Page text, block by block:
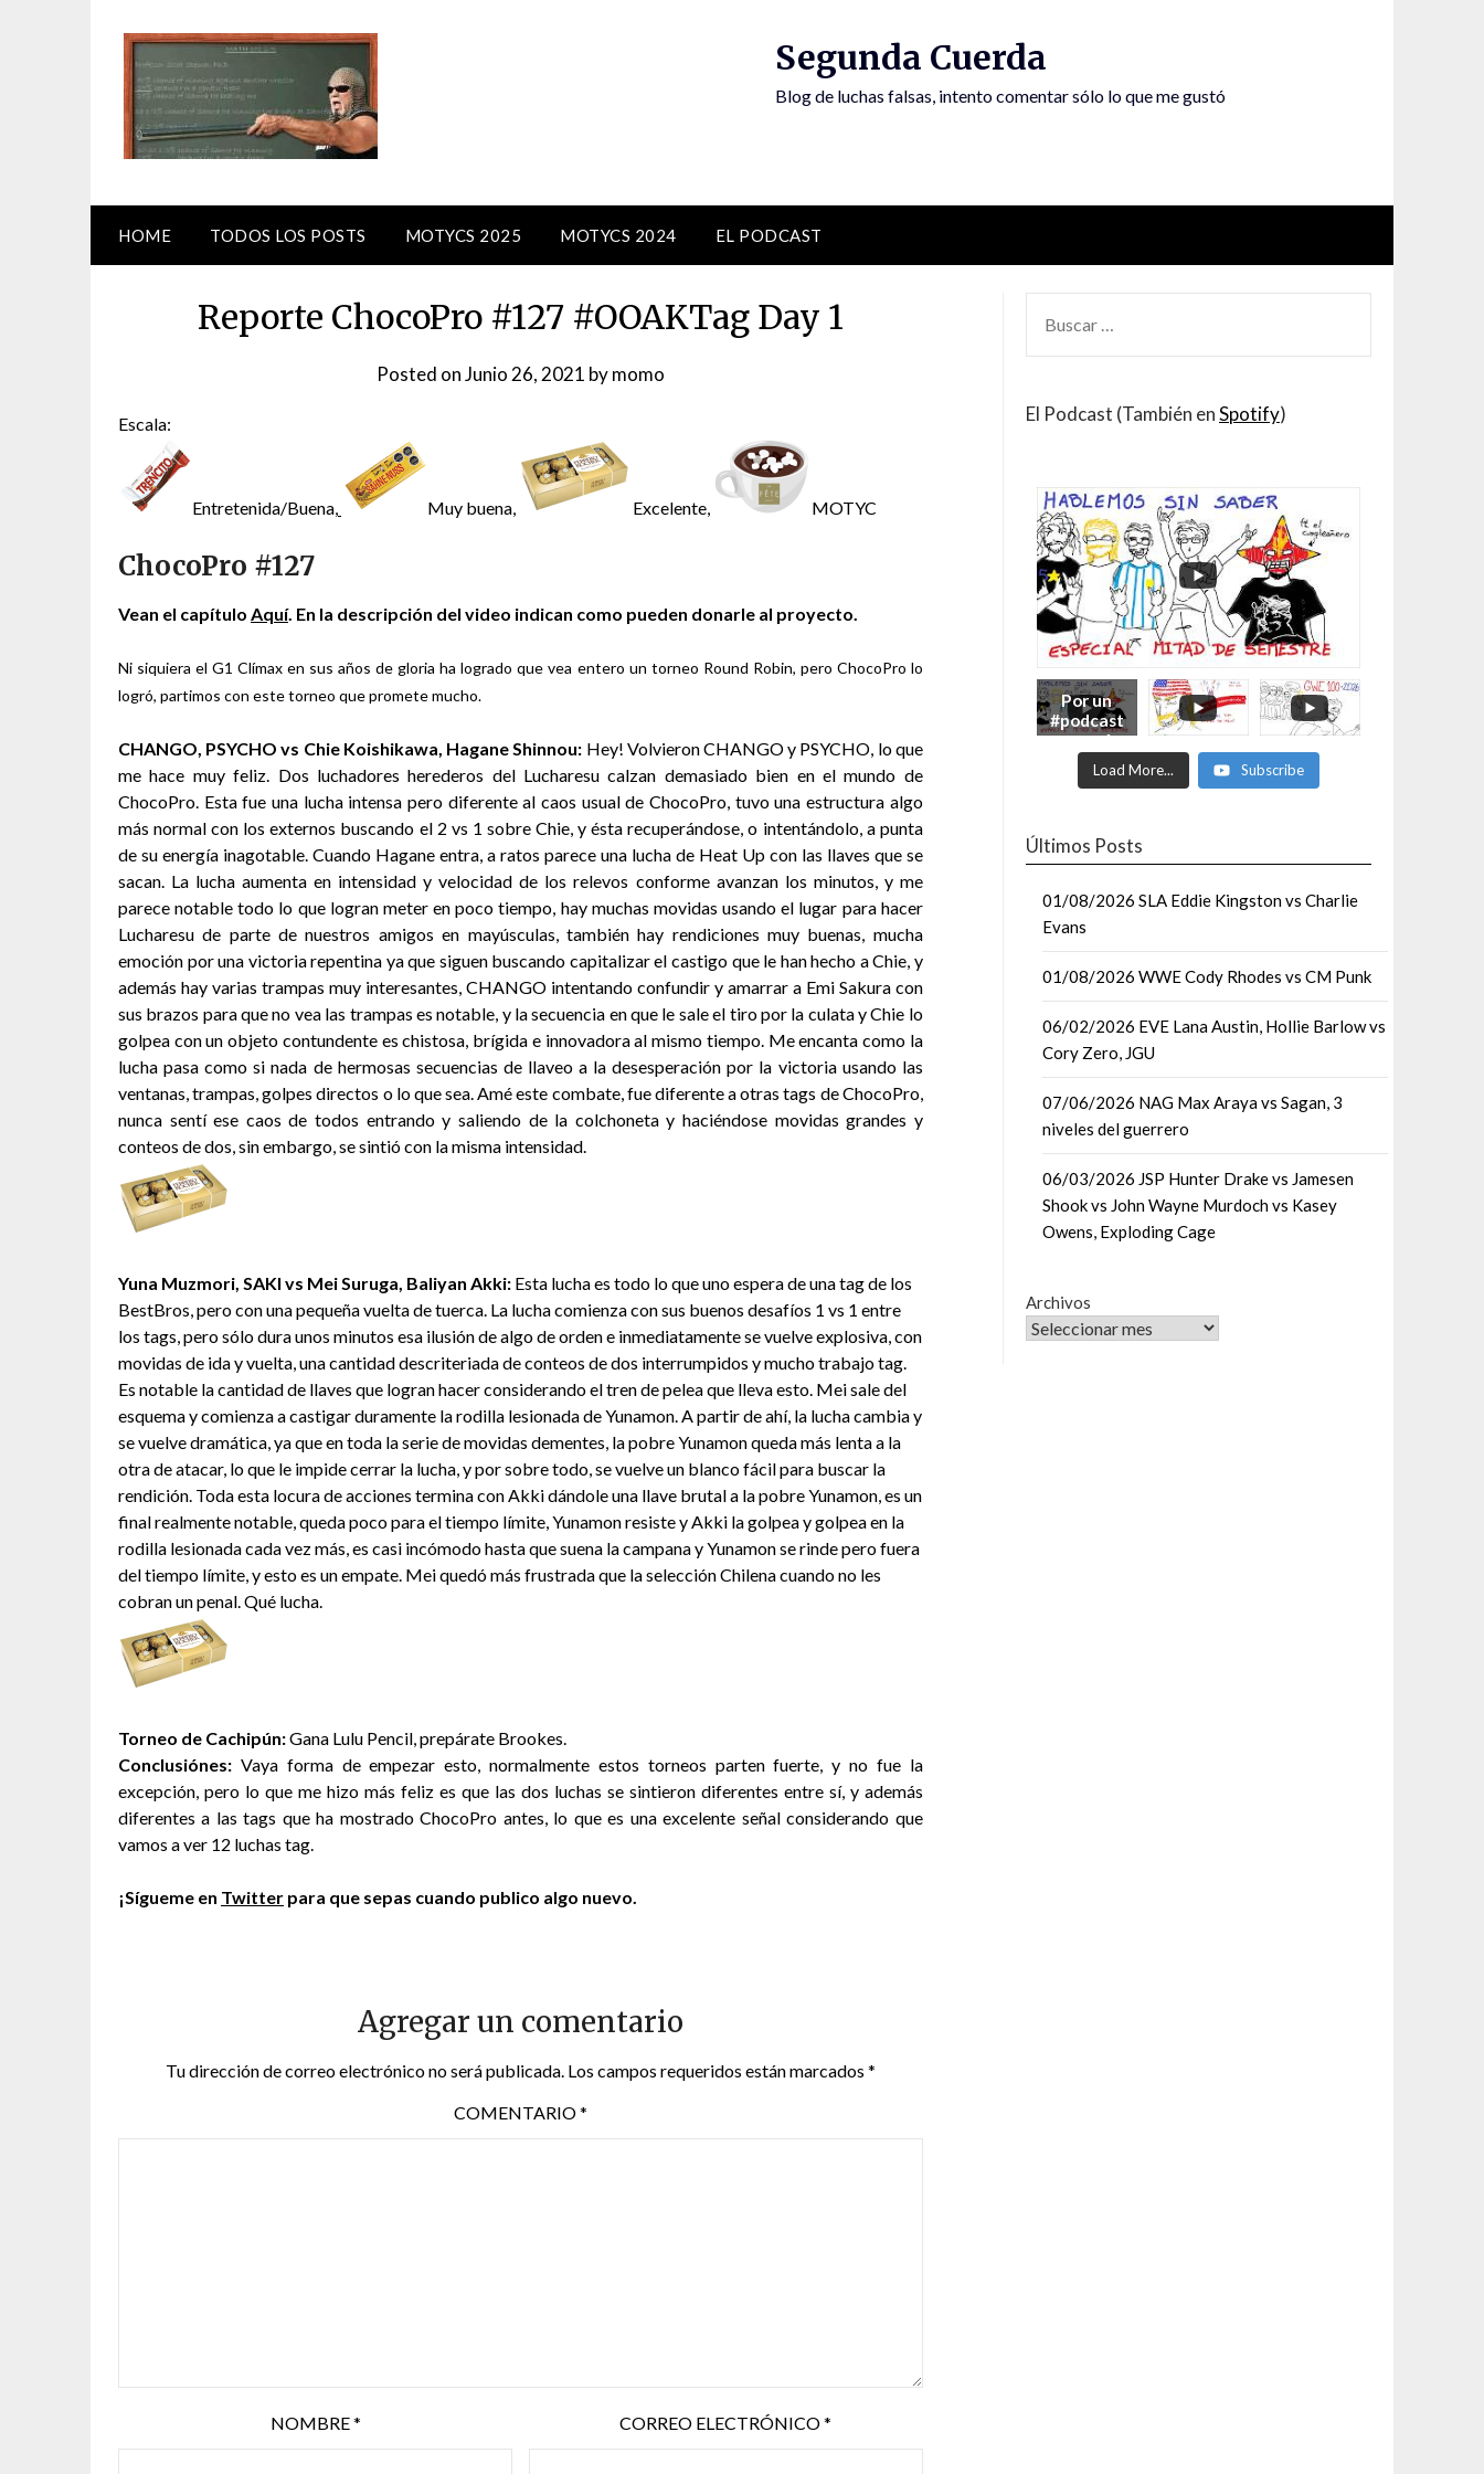
Segunda Cuerda
Blog de luchas falsas, intento comentar sólo lo que me gustó
HOME TODOS LOS POSTS MOTYCS 2025 MOTYCS 2024 EL PODCAST
Reporte ChocoPro #127 #OOAKTag Day 1
Posted onJunio 26, 2021 bymomo
Escala:
Entretenida/Buena, Muy buena, Excelente, MOTYC
ChocoPro #127
Vean el capítulo Aquí. En la descripción del video indican como pueden donarle al proyecto.
Ni siquiera el G1 Clímax en sus años de gloria ha logrado que vea entero un torneo Round Robin, pero ChocoPro lo
logró, partimos con este torneo que promete mucho.
CHANGO, PSYCHO vs Chie Koishikawa, Hagane Shinnou: Hey! Volvieron CHANGO y PSYCHO, lo que
me hace muy feliz. Dos luchadores herederos del Lucharesu calzan demasiado bien en el mundo de
ChocoPro. Esta fue una lucha intensa pero diferente al caos usual de ChocoPro, tuvo una estructura algo
más normal con los externos buscando el 2 vs 1 sobre Chie, y ésta recuperándose, o intentándolo, a punta
de su energía inagotable. Cuando Hagane entra, a ratos parece una lucha de Heat Up con las llaves que se
sacan. La lucha aumenta en intensidad y velocidad de los relevos conforme avanzan los minutos, y me
parece notable todo lo que logran meter en poco tiempo, hay muchas movidas usando el lugar para hacer
Lucharesu de parte de nuestros amigos en mayúsculas, también hay rendiciones muy buenas, mucha
emoción por una victoria repentina ya que siguen buscando capitalizar el castigo que le han hecho a Chie, y
además hay varias trampas muy interesantes, CHANGO intentando confundir y amarrar a Emi Sakura con
sus brazos para que no vea las trampas es notable, y la secuencia en que le sale el tiro por la culata y Chie lo
golpea con un objeto contundente es chistosa, brígida e innovadora al mismo tiempo. Me encanta como la
lucha pasa como si nada de hermosas secuencias de llaveo a la desesperación por la victoria usando las
ventanas, trampas, golpes directos o lo que sea. Amé este combate, fue diferente a otras tags de ChocoPro,
nunca sentí ese caos de todos entrando y saliendo de la colchoneta y haciéndose movidas grandes y
conteos de dos, sin embargo, se sintió con la misma intensidad.
Yuna Muzmori, SAKI vs Mei Suruga, Baliyan Akki: Esta lucha es todo lo que uno espera de una tag de los
BestBros, pero con una pequeña vuelta de tuerca. La lucha comienza con sus buenos desafíos 1 vs 1 entre
los tags, pero sólo dura unos minutos esa ilusión de algo de orden e inmediatamente se vuelve explosiva, con
movidas de ida y vuelta, una cantidad descriteriada de conteos de dos interrumpidos y mucho trabajo tag.
Es notable la cantidad de llaves que logran hacer considerando el tren de pelea que lleva esto. Mei sale del
esquema y comienza a castigar duramente la rodilla lesionada de Yunamon. A partir de ahí, la lucha cambia y
se vuelve dramática, ya que en toda la serie de movidas dementes, la pobre Yunamon queda más lenta a la
otra de atacar, lo que le impide cerrar la lucha, y por sobre todo, se vuelve un blanco fácil para buscar la
rendición. Toda esta locura de acciones termina con Akki dándole una llave brutal a la pobre Yunamon, es un
final realmente notable, queda poco para el tiempo límite, Yunamon resiste y Akki la golpea y golpea en la
rodilla lesionada cada vez más, es casi incómodo hasta que suena la campana y Yunamon se rinde pero fuera
del tiempo límite, y esto es un empate. Mei quedó más frustrada que la selección Chilena cuando no les
cobran un penal. Qué lucha.
Torneo de Cachipún:Gana Lulu Pencil, prepárate Brookes.
Conclusiónes: Vaya forma de empezar esto, normalmente estos torneos parten fuerte, y no fue la
excepción, pero lo que me hizo más feliz es que las dos luchas se sintieron diferentes entre sí, y además
diferentes a las tags que ha mostrado ChocoPro antes, lo que es una excelente señal considerando que
vamos a ver 12 luchas tag.
¡Sígueme en Twitter para que sepas cuando publico algo nuevo.
Agregar un comentario
Tu dirección de correo electrónico no será publicada. Los campos requeridos están marcados *
COMENTARIO*
NOMBRE* CORREO ELECTRÓNICO*
POR:
El Podcast (También enSpotify)
Por un
#podcast
con más
Moonsaul
ts #93:
MITAD
DE AÑO
Load More... Subscribe
Últimos Posts
01/08/2026 SLA Eddie Kingston vs Charlie
Evans
01/08/2026 WWE Cody Rhodes vs CM Punk
06/02/2026 EVE Lana Austin, Hollie Barlow vs
Cory Zero, JGU
07/06/2026 NAG Max Araya vs Sagan, 3
niveles del guerrero
06/03/2026 JSP Hunter Drake vs Jamesen
Shook vs John Wayne Murdoch vs Kasey
Owens, Exploding Cage
Archivos